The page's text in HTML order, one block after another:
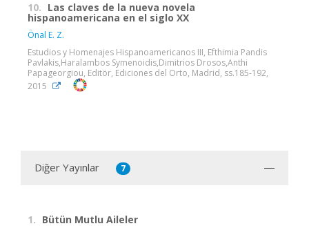
10. Las claves de la nueva novela
hispanoamericana en el siglo XX
Önal E. Z.
Estudios y Homenajes Hispanoamericanos III, Efthimia Pandis
Pavlakis,Haralambos Symenoidis,Dimitrios Drosos,Anthi
Papageorgiou, Editör, Ediciones del Orto, Madrid, ss.185-192,
2015
Diğer Yayınlar 7
1. Bütün Mutlu Aileler